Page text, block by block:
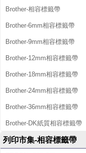
Brother-相容標籤帶
Brother-6mm相容標籤帶
Brother-9mm相容標籤帶
Brother-12mm相容標籤帶
Brother-18mm相容標籤帶
Brother-24mm相容標籤帶
Brother-36mm相容標籤帶
Brother-DK紙質相容標籤帶
列印市集-相容標籤帶